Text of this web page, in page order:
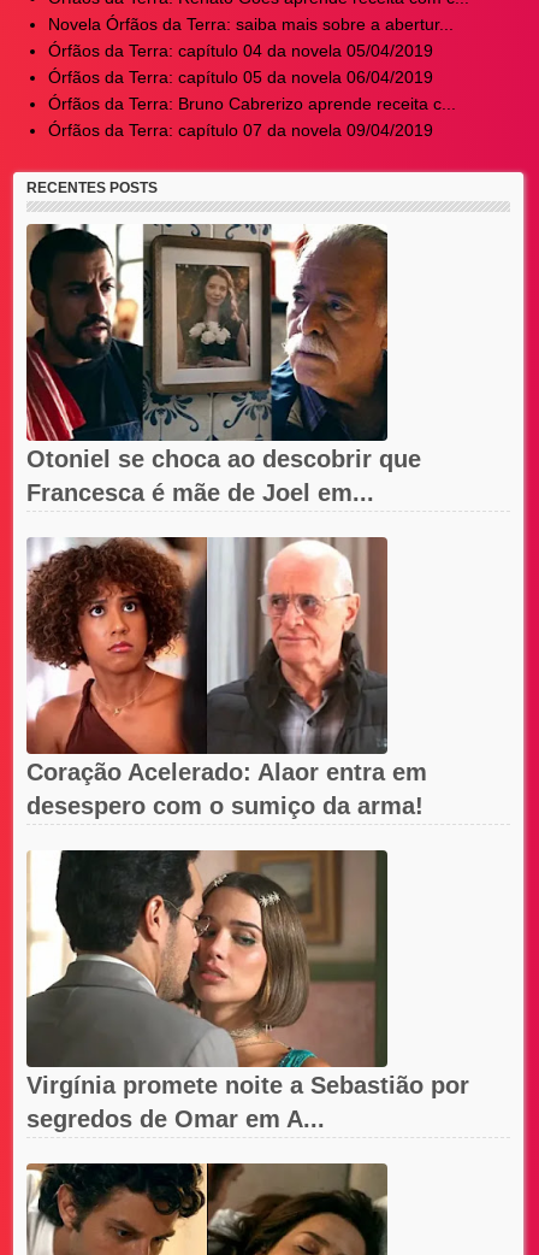
Novela Órfãos da Terra: saiba mais sobre a abertur...
Órfãos da Terra: capítulo 04 da novela 05/04/2019
Órfãos da Terra: capítulo 05 da novela 06/04/2019
Órfãos da Terra: Bruno Cabrerizo aprende receita c...
Órfãos da Terra: capítulo 07 da novela 09/04/2019
RECENTES POSTS
Otoniel se choca ao descobrir que
Francesca é mãe de Joel em...
Coração Acelerado: Alaor entra em
desespero com o sumiço da arma!
Virgínia promete noite a Sebastião por
segredos de Omar em A...